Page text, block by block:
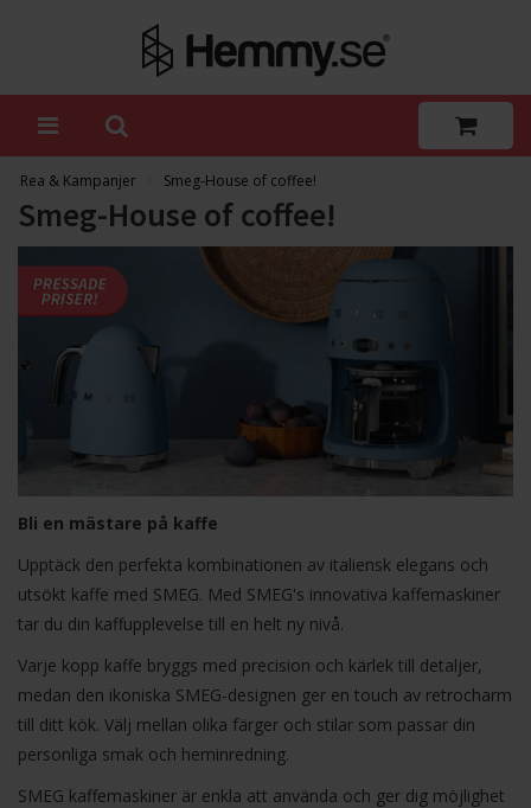
Rea & Kampanjer Smeg-House of coffee!
Smeg-House of coffee!
Bli en mästare på kaffe
Upptäck den perfekta kombinationen av italiensk elegans och
utsökt kaffe med SMEG. Med SMEG's innovativa kaffemaskiner
tar du din kaffupplevelse till en helt ny nivå.
Varje kopp kaffe bryggs med precision och kärlek till detaljer,
medan den ikoniska SMEG-designen ger en touch av retrocharm
till ditt kök. Välj mellan olika färger och stilar som passar din
personliga smak och heminredning.
SMEG kaffemaskiner är enkla att använda och ger dig möjlighet